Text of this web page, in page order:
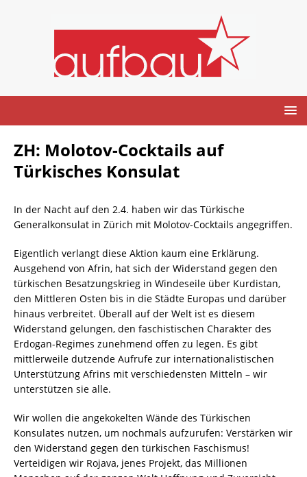
ZH: Molotov-Cocktails auf
Türkisches Konsulat
In der Nacht auf den 2.4. haben wir das Türkische
Generalkonsulat in Zürich mit Molotov-Cocktails angegriffen.
Eigentlich verlangt diese Aktion kaum eine Erklärung.
Ausgehend von Afrin, hat sich der Widerstand gegen den
türkischen Besatzungskrieg in Windeseile über Kurdistan,
den Mittleren Osten bis in die Städte Europas und darüber
hinaus verbreitet. Überall auf der Welt ist es diesem
Widerstand gelungen, den faschistischen Charakter des
Erdogan-Regimes zunehmend offen zu legen. Es gibt
mittlerweile dutzende Aufrufe zur internationalistischen
Unterstützung Afrins mit verschiedensten Mitteln – wir
unterstützen sie alle.
Wir wollen die angekokelten Wände des Türkischen
Konsulates nutzen, um nochmals aufzurufen: Verstärken wir
den Widerstand gegen den türkischen Faschismus!
Verteidigen wir Rojava, jenes Projekt, das Millionen